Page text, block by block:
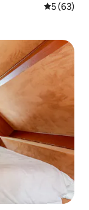
Note
5 (63)